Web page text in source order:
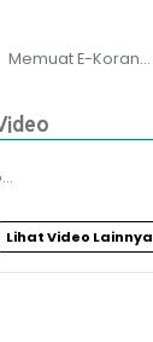
Memuat E-Koran...
Lihat Video Lainnya